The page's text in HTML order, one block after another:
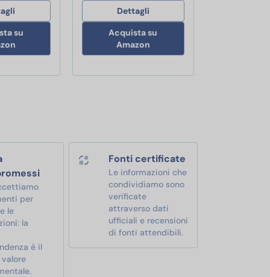
su
Dettagli
Acquista su
Amazon
per
le
la
è il
Fonti certificate
Le informazioni che
condividiamo sono
verificate
attraverso dati
ufficiali e recensioni
di fonti attendibili.